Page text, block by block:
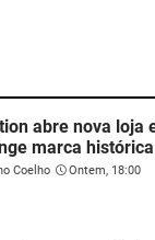
abre nova loja
marca histórica
Coelho Ontem, 18:00